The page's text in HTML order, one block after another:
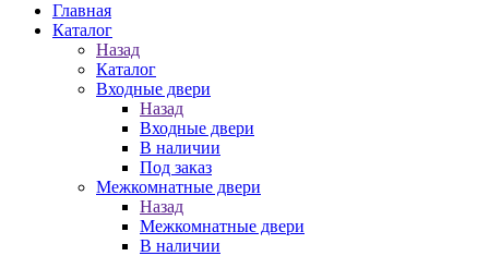
Главная
Каталог
Назад
Каталог
Входные двери
Назад
Входные двери
В наличии
Под заказ
Межкомнатные двери
Назад
Межкомнатные двери
В наличии